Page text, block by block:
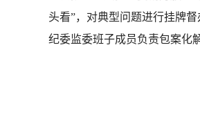
头看”，对典型问题进行挂牌
纪委监委班子成员负责包案化